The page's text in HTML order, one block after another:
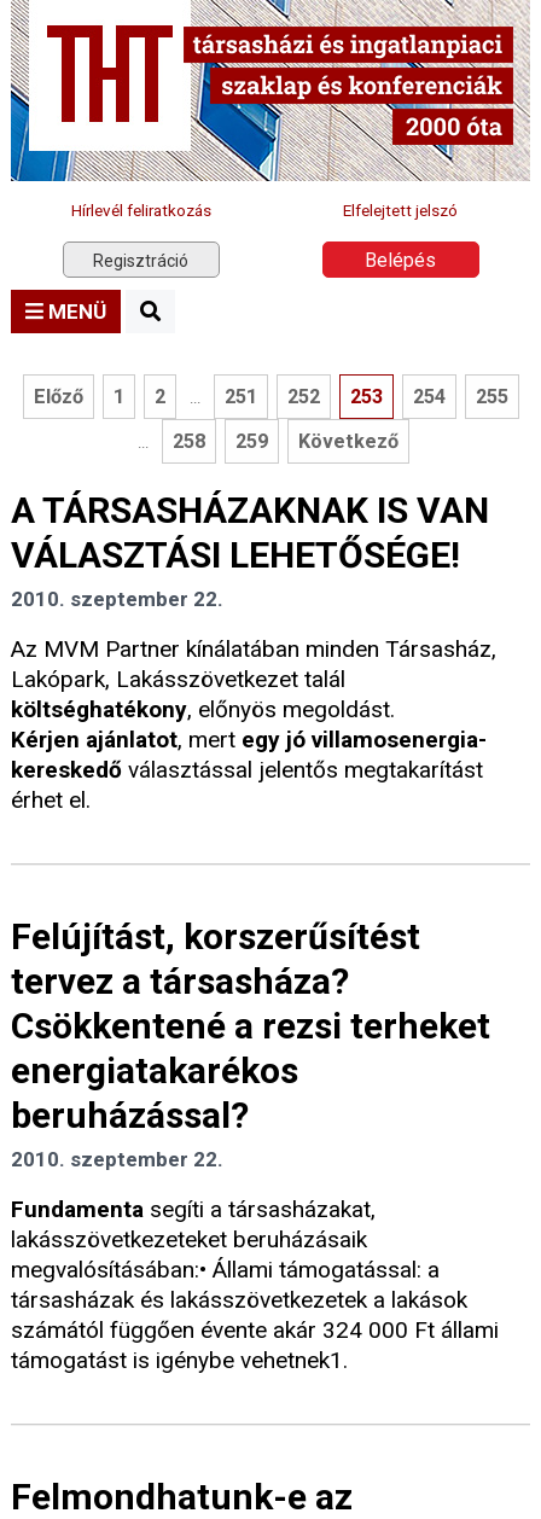
Hírlevél feliratkozás Elfelejtett jelszó
Regisztráció Belépés
MENÜ
Előző 1 2 ... 251 252 253 254 255
... 258 259 Következő
A TÁRSASHÁZAKNAK IS VAN
VÁLASZTÁSI LEHETŐSÉGE!
2010. szeptember 22.
Az MVM Partner kínálatában minden Társasház,
Lakópark, Lakásszövetkezet talál
költséghatékony, előnyös megoldást.
Kérjen ajánlatot, mert egy jó villamosenergia-
kereskedő választással jelentős megtakarítást
érhet el.
Felújítást, korszerűsítést
tervez a társasháza?
Csökkentené a rezsi terheket
energiatakarékos
beruházással?
2010. szeptember 22.
Fundamenta segíti a társasházakat,
lakásszövetkezeteket beruházásaik
megvalósításában:• Állami támogatással: a
társasházak és lakásszövetkezetek a lakások
számától függően évente akár 324 000 Ft állami
támogatást is igénybe vehetnek1.
Felmondhatunk-e az